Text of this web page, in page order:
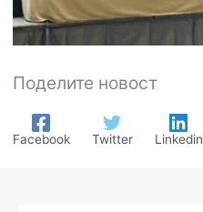
Поделите новост
Facebook Twitter Linkedin